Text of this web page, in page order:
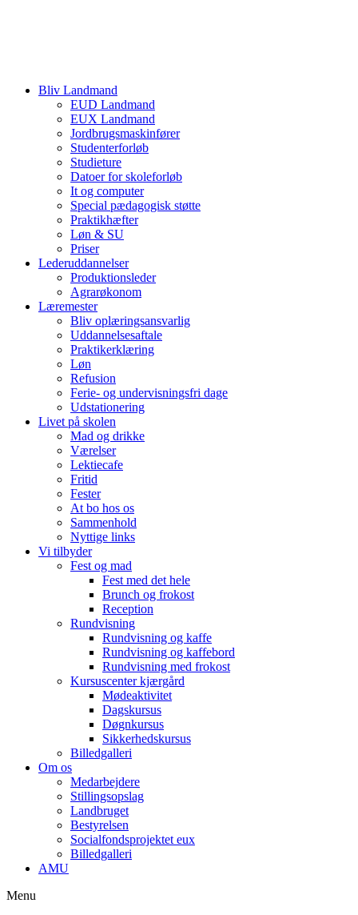
Bliv Landmand
EUD Landmand
EUX Landmand
Jordbrugsmaskinfører
Studenterforløb
Studieture
Datoer for skoleforløb
It og computer
Special pædagogisk støtte
Praktikhæfter
Løn & SU
Priser
Lederuddannelser
Produktionsleder
Agrarøkonom
Læremester
Bliv oplæringsansvarlig
Uddannelsesaftale
Praktikerklæring
Løn
Refusion
Ferie- og undervisningsfri dage
Udstationering
Livet på skolen
Mad og drikke
Værelser
Lektiecafe
Fritid
Fester
At bo hos os
Sammenhold
Nyttige links
Vi tilbyder
Fest og mad
Fest med det hele
Brunch og frokost
Reception
Rundvisning
Rundvisning og kaffe
Rundvisning og kaffebord
Rundvisning med frokost
Kursuscenter kjærgård
Mødeaktivitet
Dagskursus
Døgnkursus
Sikkerhedskursus
Billedgalleri
Om os
Medarbejdere
Stillingsopslag
Landbruget
Bestyrelsen
Socialfondsprojektet eux
Billedgalleri
AMU
Menu